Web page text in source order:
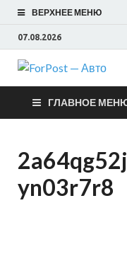
ВЕРХНЕЕ МЕНЮ
07.08.2026
ГЛАВНОЕ
yn03r7r8